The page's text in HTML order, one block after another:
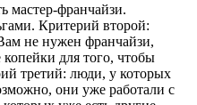
мастер-франчайзи.
Критерий второй:
не нужен франчайзи,
для того, чтобы
третий: люди, у которых
они уже работали с